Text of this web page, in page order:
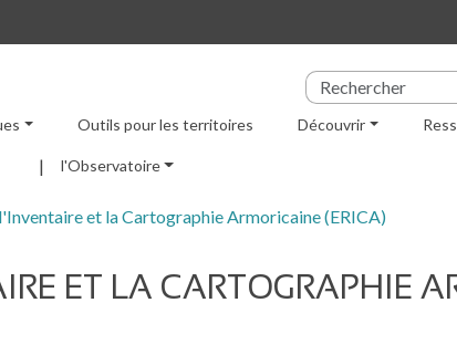
Menu principal
Outils pour les territoires Découvrir
l'Observatoire
et la Cartographie Armoricaine (ERICA)
ET LA CARTOGRAPHIE